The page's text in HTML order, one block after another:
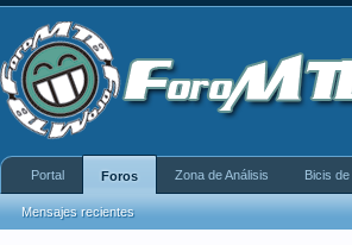
Portal Foros
Mensajes recientes
Zona de Análisis Bicis